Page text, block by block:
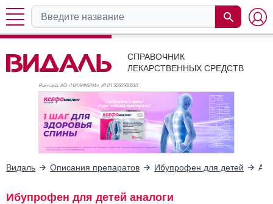
СПРАВОЧНИК
ЛЕКАРСТВЕННЫХ СРЕДСТВ
Реклама. АО «НИЖФАРМ», ИНН 5260900010
Видаль Описания препаратов Ибупрофен для детей
Ибупрофен для детей аналоги